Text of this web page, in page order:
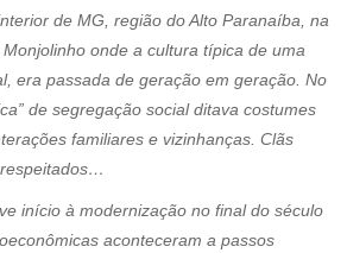
de MG, região do Alto Paranaíba, na
onde a cultura típica de uma
era passada de geração em geração. No
de segregação social ditava costumes
familiares e vizinhanças. Clãs
início à modernização no final do século
aconteceram a passos